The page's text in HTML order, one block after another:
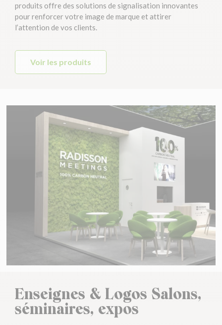
produits offre des solutions de signalisation innovantes
pour renforcer votre image de marque et attirer
l’attention de vos clients.
Voir les produits
Enseignes & Logos Salons,
séminaires, expos